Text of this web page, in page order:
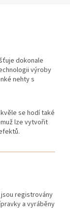
dokonale
výroby
nehty s
se hodí také
lze vytvořit
jsou registrovány
a vyráběny